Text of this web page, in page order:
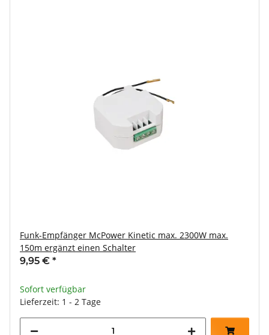
Funk-Empfänger McPower Kinetic max. 2300W max.
150m ergänzt einen Schalter
9,95 € *
Sofort verfügbar
Lieferzeit: 1 - 2 Tage